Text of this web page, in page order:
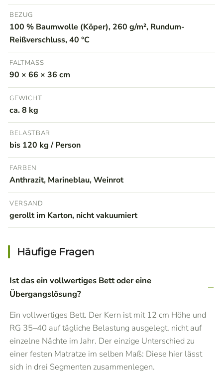
BEZUG
100 % Baumwolle (Köper), 260 g/m², Rundum-
Reißverschluss, 40 °C
FALTMASS
90 × 66 × 36 cm
GEWICHT
ca. 8 kg
BELASTBAR
bis 120 kg / Person
FARBEN
Anthrazit, Marineblau, Weinrot
VERSAND
gerollt im Karton, nicht vakuumiert
Häufige Fragen
Ist das ein vollwertiges Bett oder eine
Übergangslösung?
Ein vollwertiges Bett. Der Kern ist mit 12 cm Höhe und
RG 35–40 auf tägliche Belastung ausgelegt, nicht auf
einzelne Nächte im Jahr. Der einzige Unterschied zu
einer festen Matratze im selben Maß: Diese hier lässt
sich in drei Segmenten zusammenlegen.